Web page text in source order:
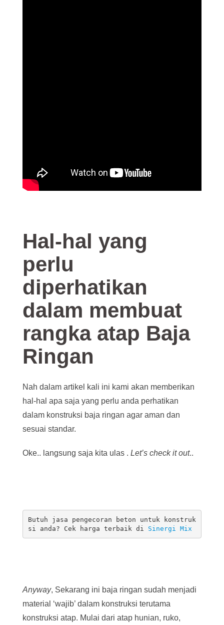
Hal-hal yang
perlu
diperhatikan
dalam membuat
rangka atap Baja
Ringan
Nah dalam artikel kali ini kami akan memberikan
hal-hal apa saja yang perlu anda perhatikan
dalam konstruksi baja ringan agar aman dan
sesuai standar.
Oke.. langsung saja kita ulas . Let’s check it out..
Butuh jasa pengecoran beton untuk konstruk
si anda? Cek harga terbaik di Sinergi Mix
Anyway, Sekarang ini baja ringan sudah menjadi
material ‘wajib’ dalam konstruksi terutama
konstruksi atap. Mulai dari atap hunian, ruko,